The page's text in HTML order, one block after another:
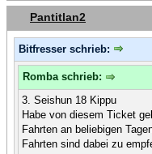
Pantitlan2
Bitfresser schrieb:
Romba schrieb:
3. Seishun 18 Kippu
Habe von diesem Ticket
Fahrten an beliebigen
Fahrten sind dabei zu